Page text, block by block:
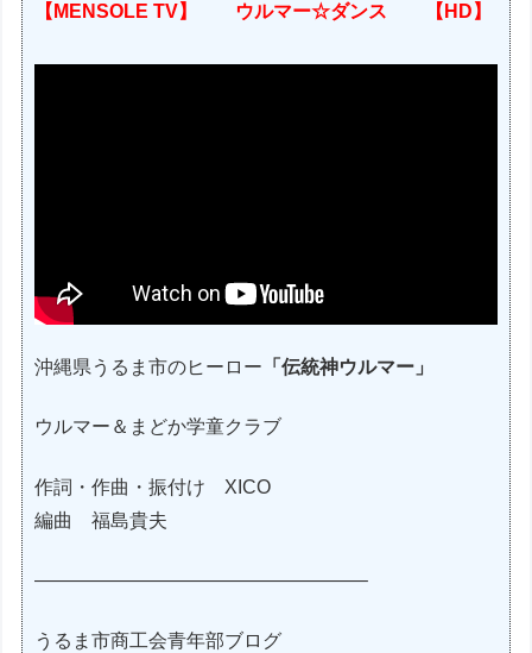
【MENSOLE TV】 ウルマー☆ダンス 【HD】
沖縄県うるま市のヒーロー 「伝統神ウルマー」
ウルマー＆まどか学童クラブ
作詞・作曲・振付け XICO
編曲 福島貴夫
—————————————————–
うるま市商工会青年部ブログ